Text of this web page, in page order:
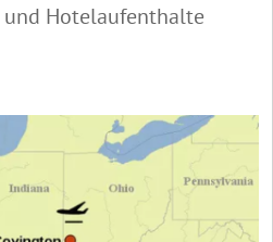
und Hotelaufenthalte